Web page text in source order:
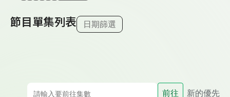
節目單集列表 日期篩選
前往 新的優先